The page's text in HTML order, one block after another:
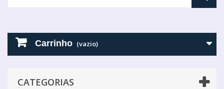
Carrinho (vazio)
CATEGORIAS